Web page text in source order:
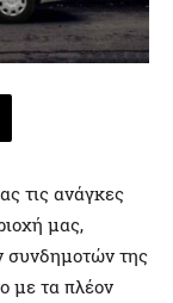
τις ανάγκες
μας,
συνδημοτών της
με τα πλέον